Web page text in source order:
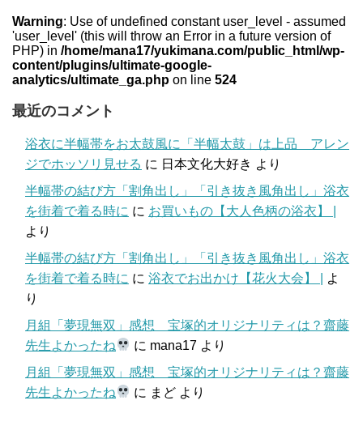
Warning: Use of undefined constant user_level - assumed
'user_level' (this will throw an Error in a future version of
PHP) in /home/mana17/yukimana.com/public_html/wp-
content/plugins/ultimate-google-
analytics/ultimate_ga.php on line 524
最近のコメント
浴衣に半幅帯をお太鼓風に「半幅太鼓」は上品 アレン
ジでホッソリ見せる に 日本文化大好き より
半幅帯の結び方「割角出し」「引き抜き風角出し」浴衣
を街着で着る時に に お買いもの【大人色柄の浴衣】 |
より
半幅帯の結び方「割角出し」「引き抜き風角出し」浴衣
を街着で着る時に に 浴衣でお出かけ【花火大会】 |
よ
り
月組「夢現無双」感想 宝塚的オリジナリティは？齋藤
先生よかったね
に mana17 より
月組「夢現無双」感想 宝塚的オリジナリティは？齋藤
先生よかったね
に まど より